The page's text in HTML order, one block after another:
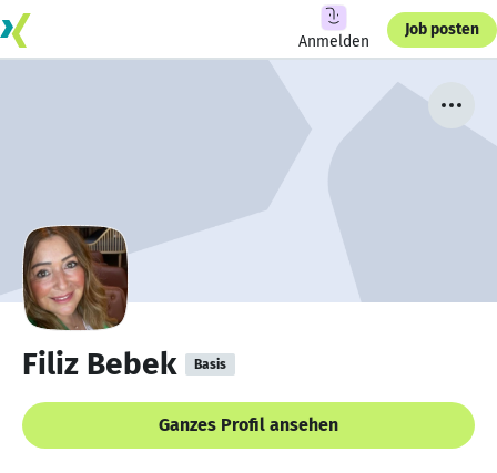
Anmelden
Job posten
Filiz Bebek Basis
Ganzes Profil ansehen